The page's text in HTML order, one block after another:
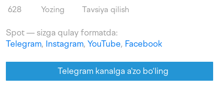
628 Yozing Tavsiya qilish
Spot — sizga qulay formatda:
Telegram, Instagram, YouTube, Facebook
Telegram kanalga a'zo bo‘ling